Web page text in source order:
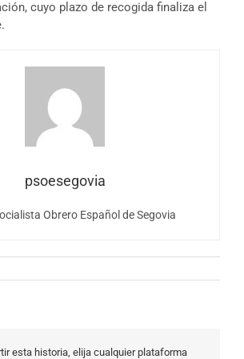
cuyo plazo de recogida finaliza el
psoesegovia
Obrero Español de Segovia
esta historia, elija cualquier plataforma